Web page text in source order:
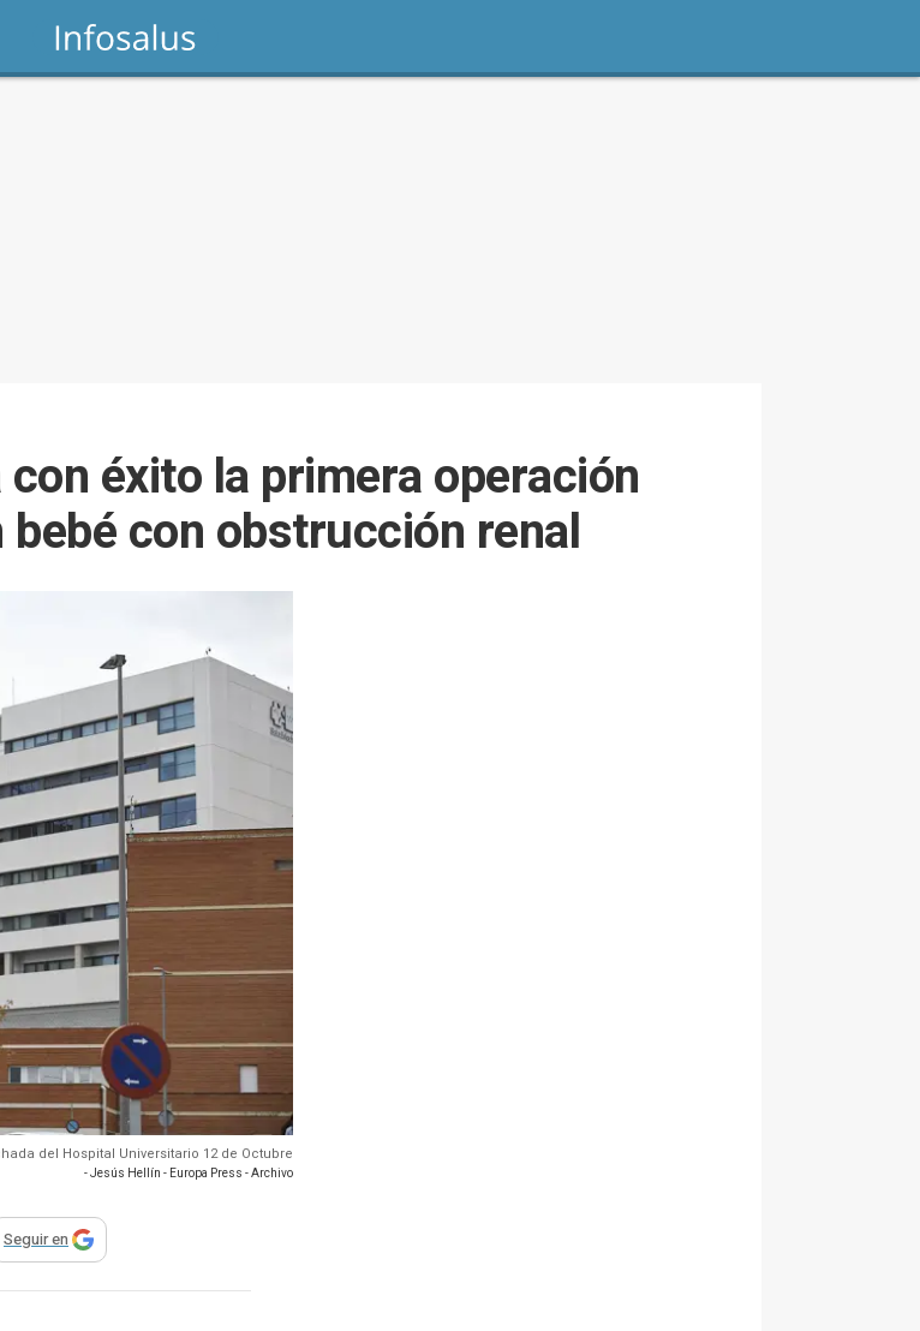
éxito la primera operación
con obstrucción renal
del Hospital Universitario 12 de Octubre
- Jesús Hellín - Europa Press - Archivo
para compartir
Seguir en